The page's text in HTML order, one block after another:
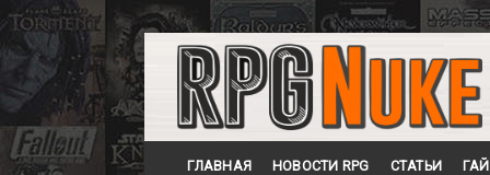
Skip
content
ГЛАВНАЯ НОВОСТИ RPG СТАТЬИ